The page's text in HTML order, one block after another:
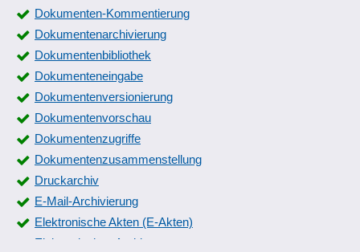
Dokumenten-Kommentierung
Dokumentenarchivierung
Dokumentenbibliothek
Dokumenteneingabe
Dokumentenversionierung
Dokumentenvorschau
Dokumentenzugriffe
Dokumentenzusammenstellung
Druckarchiv
E-Mail-Archivierung
Elektronische Akten (E-Akten)
Elektronisches Archiv